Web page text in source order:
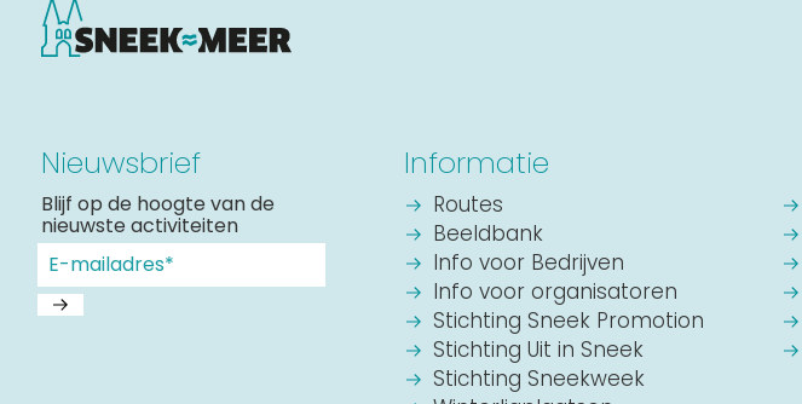
Nieuwsbrief
Blijf op de hoogte van de
nieuwste activiteiten
Informatie
Routes
Beeldbank
Info voor Bedrijven
Info voor organisatoren
Stichting Sneek Promotion
Stichting Uit in Sneek
Stichting Sneekweek